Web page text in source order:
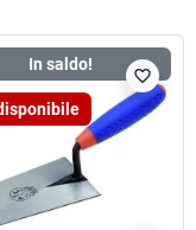
In saldo!
favorite_border